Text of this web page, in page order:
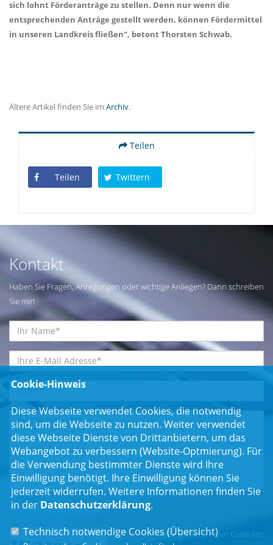
sich lohnt Förderanträge zu stellen. Denn nur wenn die
entsprechenden Anträge gestellt werden, können Fördermittel
in unseren Landkreis fließen“, betont Thorsten Schwab.
Ältere Artikel finden Sie im Archiv.
Teilen
Teilen Twittern
Kontakt
Haben Sie Fragen, Anregungen oder wichtige Anliegen? Dann schreiben
Sie mir!
Einwilligungserklärung*
Bitte geben Sie den Code ein:
Cookie-Hinweis
Diese Webseite verwendet Cookies, die notwendig
sind, um die Webseite zu nutzen. Weiter verwendet
diese Webseite Dienste von Drittanbietern, um das
Webangebot zu verbessern (Website-Optmierung). Für
die Verwendung bestimmter Dienste wird Ihre
Einwilligung benötigt. Ihre Einwilligung können Sie
jederzeit widerrufen. Weitere Informationen finden Sie
in der Datenschutzerklärung.
Technisch notwendige Cookies (Übersicht)